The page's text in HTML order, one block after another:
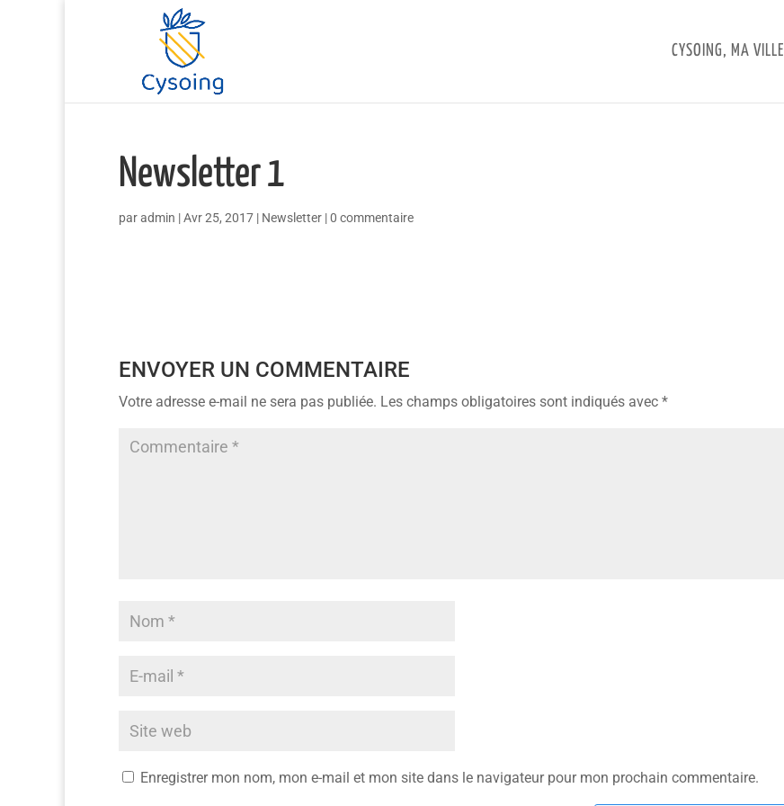
CYSOING, MA VILLE
Newsletter 1
paradmin |Avr 25, 2017 | Newsletter |0 commentaire
ENVOYER UN COMMENTAIRE
Votre adresse e-mail ne sera pas publiée. Les champs obligatoires sont indiqués avec *
Enregistrer mon nom, mon e-mail et mon site dans le navigateur pour mon prochain commentaire.